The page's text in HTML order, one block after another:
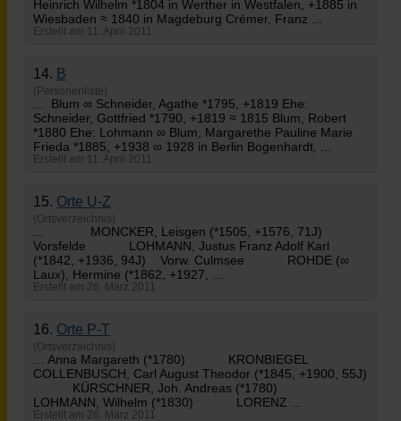
Heinrich Wilhelm *1804 in Werther in Westfalen, +1885 in
Wiesbaden ≈ 1840 in Magdeburg Crémer, Franz ...
Erstellt am 11. April 2011
14. B
(Personenliste)
... Blum ∞ Schneider, Agathe *1795, +1819 Ehe:
Schneider, Gottfried *1790, +1819 ≈ 1815 Blum, Robert
*1880 Ehe: Lohmann ∞ Blum, Margarethe Pauline Marie
Frieda *1885, +1938 ∞ 1928 in Berlin Bogenhardt, ...
Erstellt am 11. April 2011
15. Orte U-Z
(Ortsverzeichnis)
... MONCKER, Leisgen (*1505, +1576, 71J)
Vorsfelde LOHMANN , Justus Franz Adolf Karl
(*1842, +1936, 94J) Vorw. Culmsee ROHDE (∞
Laux), Hermine (*1862, +1927, ...
Erstellt am 26. März 2011
16. Orte P-T
(Ortsverzeichnis)
... Anna Margareth (*1780) KRONBIEGEL
COLLENBUSCH, Carl August Theodor (*1845, +1900, 55J)
KÜRSCHNER, Joh. Andreas (*1780)
LOHMANN , Wilhelm (*1830) LORENZ ...
Erstellt am 26. März 2011